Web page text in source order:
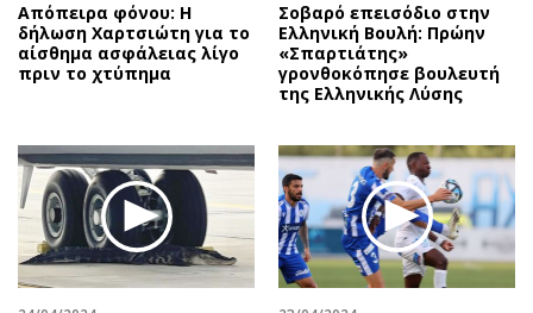
Απόπειρα φόνου: Η
δήλωση Χαρτσιώτη για το
αίσθημα ασφάλειας λίγο
πριν το χτύπημα
Σοβαρό επεισόδιο στην
Ελληνική Βουλή: Πρώην
«Σπαρτιάτης»
γρονθοκόπησε βουλευτή
της Ελληνικής Λύσης